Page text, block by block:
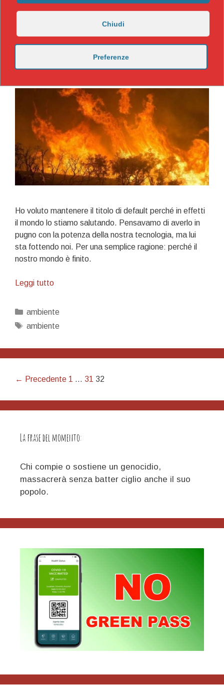
Hello world!
3 Settembre 2019
Ho voluto mantenere il titolo di default perché in effetti
il mondo lo stiamo salutando. Pensavamo di averlo in
pugno con la potenza della nostra tecnologia, ma lui
sta fottendo noi. Per una semplice ragione: perché il
nostro mondo è finito.
Leggi tuttoHello
Categorie
ambiente
Tag
ambiente
Navigazione
← Precedente 1 … 31 32
La frase del momento:
Chi compie o sostiene un genocidio,
massacrerà senza batter ciglio anche il suo
popolo.
Chiudi
Preferenze